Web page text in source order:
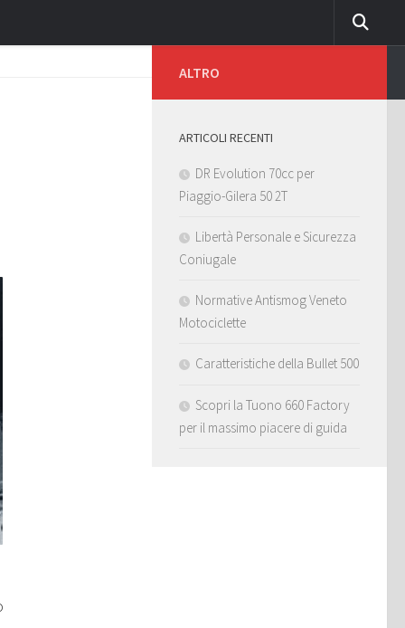
ALTRO
ARTICOLI RECENTI
DR Evolution 70cc per
Piaggio-Gilera 50 2T
Libertà Personale e Sicurezza
Coniugale
Normative Antismog Veneto
Motociclette
Caratteristiche della Bullet 500
Scopri la Tuono 660 Factory
per il massimo piacere di guida